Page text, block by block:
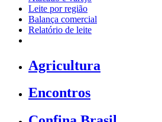
Leite por região
Balança comercial
Relatório de leite
Agricultura
Encontros